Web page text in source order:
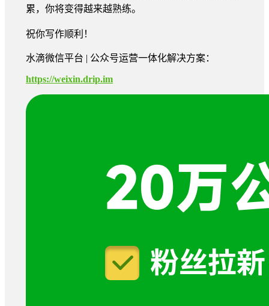
累，你将变得越来越熟练。
祝你写作顺利！
水滴微信平台 | 公众号运营一体化解决方案：
https://weixin.drip.im